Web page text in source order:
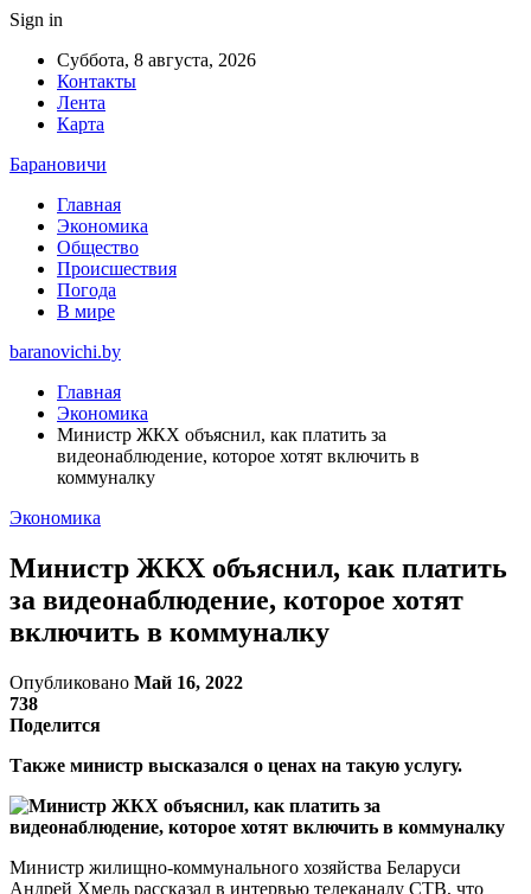
Sign in
Суббота, 8 августа, 2026
Контакты
Лента
Карта
Барановичи
Главная
Экономика
Общество
Происшествия
Погода
В мире
baranovichi.by
Главная
Экономика
Министр ЖКХ объяснил, как платить за
видеонаблюдение, которое хотят включить в
коммуналку
Экономика
Министр ЖКХ объяснил, как платить
за видеонаблюдение, которое хотят
включить в коммуналку
Опубликовано Май 16, 2022
738
Поделится
Также министр высказался о ценах на такую услугу.
Министр жилищно-коммунального хозяйства Беларуси
Андрей Хмель рассказал в интервью телеканалу СТВ, что